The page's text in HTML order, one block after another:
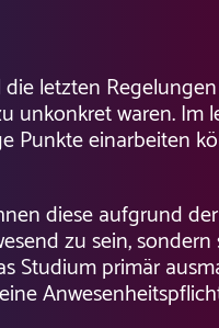
letzten
unkonkret waren.
Punkte einarbeiten
diese aufgrund
zu sein, sondern
Studium primär